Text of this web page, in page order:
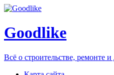
Goodlike
Всё о строительстве, ремонте